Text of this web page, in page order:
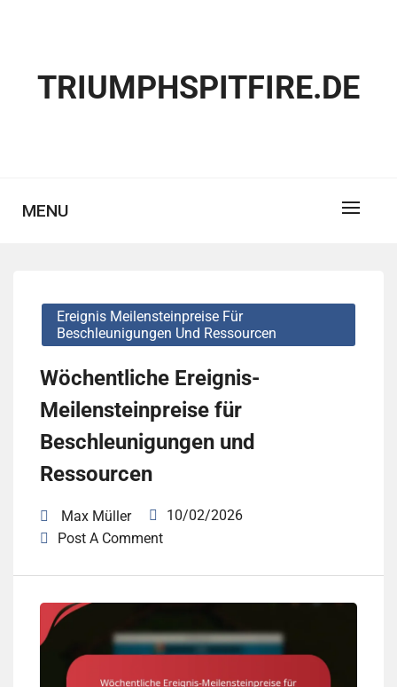
TRIUMPHSPITFIRE.DE
MENU
Ereignis Meilensteinpreise Für
Beschleunigungen Und Ressourcen
Wöchentliche Ereignis-
Meilensteinpreise für
Beschleunigungen und
Ressourcen
Max Müller
10/02/2026
Post A Comment